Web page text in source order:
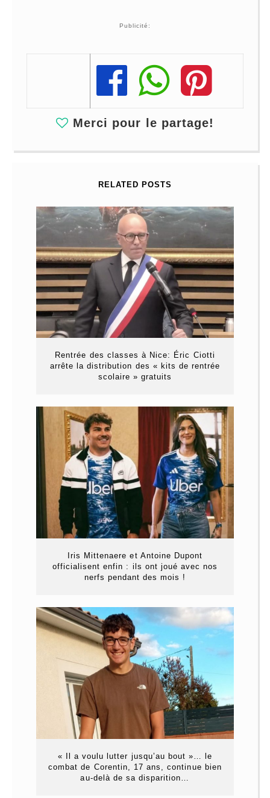
Publicité:
Share
Share
Share
Merci pour le partage!
RELATED POSTS
Rentrée des classes à Nice: Éric Ciotti
arrête la distribution des « kits de rentrée
scolaire » gratuits
Iris Mittenaere et Antoine Dupont
officialisent enfin : ils ont joué avec nos
nerfs pendant des mois !
« Il a voulu lutter jusqu’au bout »… le
combat de Corentin, 17 ans, continue bien
au-delà de sa disparition…